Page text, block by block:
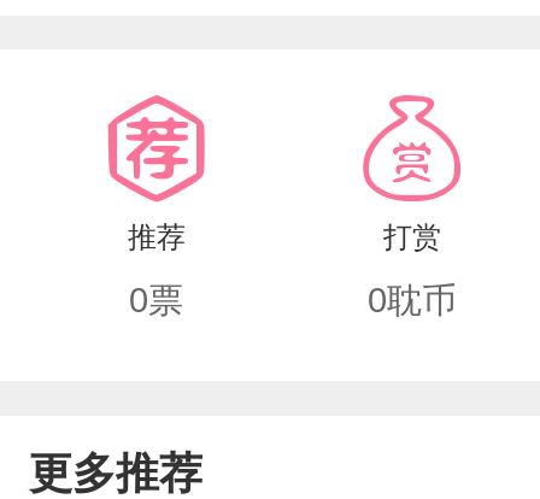
推荐
0票
打赏
0耽币
更多推荐